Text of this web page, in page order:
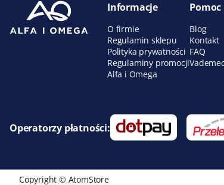
Informacje
O firmie
Regulamin sklepu
Polityka prywatności
Regulaminy promocji
Alfa i Omega
Pomoc
Blog
Kontakt
FAQ
Operatorzy płatności:
Copyright © AtomStore